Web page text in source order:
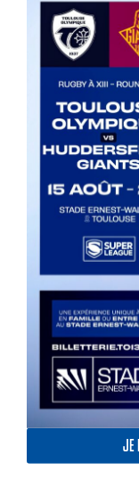
JE
J’espère que nous
parvenons, et je le
de montée fixé depuis
Pour vous
jour l’interview d’une
Nous vous donnons
Ouverture des portes à
Partagez votre amour